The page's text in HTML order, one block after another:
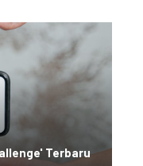
Terbaru